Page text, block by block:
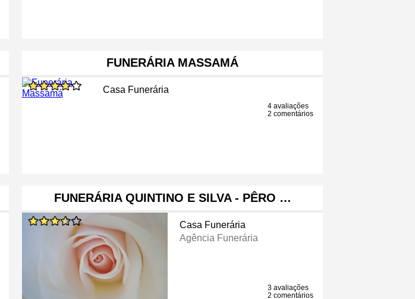
FUNERÁRIA MASSAMÁ
Casa Funerária
4 avaliações
2 comentários
FUNERÁRIA QUINTINO E SILVA - PÊRO …
Casa Funerária
Agência Funerária
3 avaliações
2 comentários